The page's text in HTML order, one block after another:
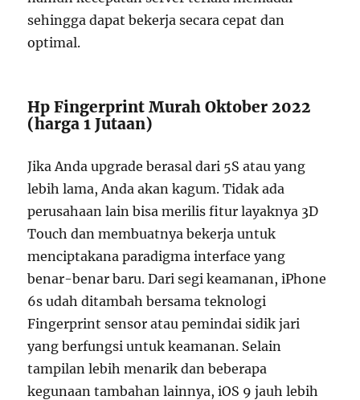
sehingga dapat bekerja secara cepat dan
optimal.
Hp Fingerprint Murah Oktober 2022
(harga 1 Jutaan)
Jika Anda upgrade berasal dari 5S atau yang
lebih lama, Anda akan kagum. Tidak ada
perusahaan lain bisa merilis fitur layaknya 3D
Touch dan membuatnya bekerja untuk
menciptakana paradigma interface yang
benar-benar baru. Dari segi keamanan, iPhone
6s udah ditambah bersama teknologi
Fingerprint sensor atau pemindai sidik jari
yang berfungsi untuk keamanan. Selain
tampilan lebih menarik dan beberapa
kegunaan tambahan lainnya, iOS 9 jauh lebih